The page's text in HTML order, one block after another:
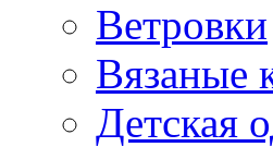
Ветровки
Вязаные
Детская